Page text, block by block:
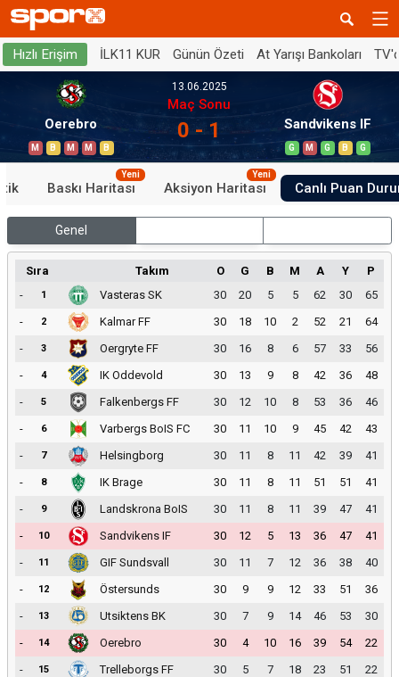
Hızlı Erişim İLK11 KUR Günün Özeti At Yarışı Bankoları
Oerebro
M B M M B
13.06.2025
Maç Sonu
0 - 1 Sandvikens IF
G M G B G
Baskı Haritası
Yeni
Aksiyon Haritası
Yeni
Canlı Puan
Genel
Sıra Takım O G B M A Y
P
-
1 Vasteras SK 30 20 5 5 62 30
65
-
2 Kalmar FF 30 18 10 2 52 21
64
-
3 Oergryte FF 30 16 8 6 57 33
56
-
4 IK Oddevold 30 13 9 8 42 36
48
-
5 Falkenbergs FF 30 12 10 8 53 36
46
-
6 Varbergs BoIS FC 30 11 10 9 45 42
43
-
7 Helsingborg 30 11 8 11 42 39
41
-
8 IK Brage 30 11 8 11 51 51
41
-
9 Landskrona BoIS 30 11 8 11 39 47
41
-
10 Sandvikens IF 30 12 5 13 36 47
41
-
11 GIF Sundsvall 30 11 7 12 36 38
40
-
12 Östersunds 30 9 9 12 33 51
36
-
13 Utsiktens BK 30 7 9 14 46 53
30
-
14 Oerebro 30 4 10 16 39 54
22
-
15 Trelleborgs FF 30 5 7 18 23 51
22